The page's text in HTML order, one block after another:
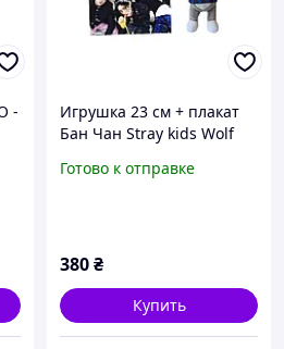
-
Игрушка 23 см + плакат
Бан Чан Stray kids Wolf
Готово к отправке
380₴
Купить